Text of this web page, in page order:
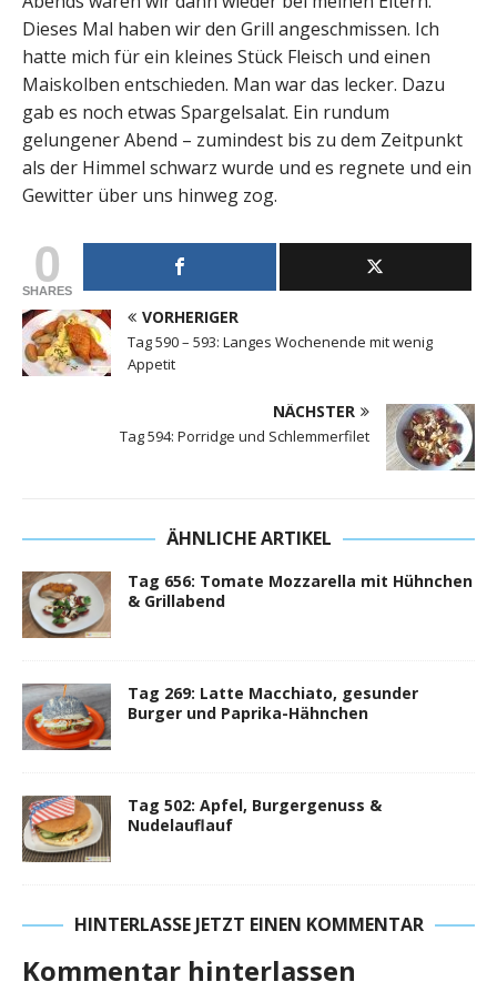
Dieses Mal haben wir den Grill angeschmissen. Ich
hatte mich für ein kleines Stück Fleisch und einen
Maiskolben entschieden. Man war das lecker. Dazu
gab es noch etwas Spargelsalat. Ein rundum
gelungener Abend – zumindest bis zu dem Zeitpunkt
als der Himmel schwarz wurde und es regnete und ein
Gewitter über uns hinweg zog.
0
SHARES
VORHERIGER
Tag 590 – 593: Langes Wochenende mit wenig
Appetit
NÄCHSTER
Tag 594: Porridge und Schlemmerfilet
ÄHNLICHE ARTIKEL
Tag 656: Tomate Mozzarella mit Hühnchen
& Grillabend
Tag 269: Latte Macchiato, gesunder
Burger und Paprika-Hähnchen
Tag 502: Apfel, Burgergenuss &
Nudelauflauf
HINTERLASSE JETZT EINEN KOMMENTAR
Kommentar hinterlassen